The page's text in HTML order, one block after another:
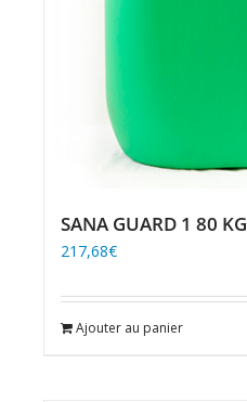
SANA GUARD 1 80 KG
217,68€
Ajouter au panier